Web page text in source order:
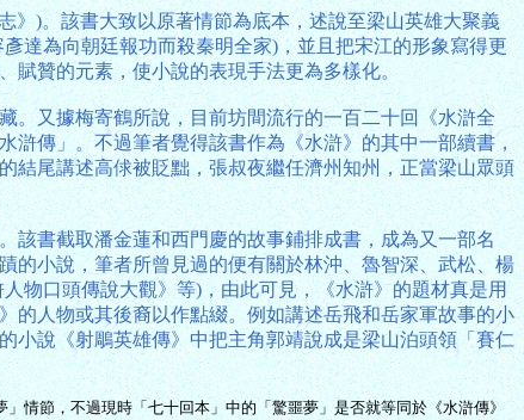
》)。該書大致以原著情節為底本，述說至梁山英雄大聚義
達為向朝廷報功而殺秦明全家)，並且把宋江的形象寫得更
賦贊的元素，使小說的表現手法更為多樣化。
。又據梅寄鶴所說，目前坊間流行的一百二十回《水滸全
滸傳」。不過筆者覺得該書作為《水滸》的其中一部續書，
結尾講述高俅被貶黜，張叔夜繼任濟州知州，正當梁山眾頭
該書截取潘金蓮和西門慶的故事鋪排成書，成為又一部名
的小說，筆者所曾見過的便有關於林沖、魯智深、武松、楊
物口頭傳說大觀》等)，由此可見，《水滸》的題材真是用
的人物或其後裔以作點綴。例如講述岳飛和岳家軍故事的小
小說《射鵰英雄傳》中把主角郭靖說成是梁山泊頭領「賽仁
情節，不過現時「七十回本」中的「驚噩夢」是否就等同於《水滸傳》